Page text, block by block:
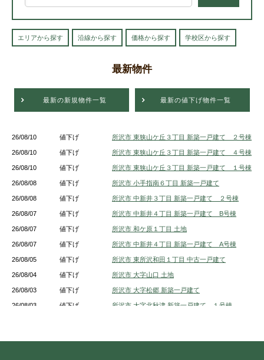
エリアから探す 沿線から探す 価格から探す 学校区から探す
最新物件
最新の新規物件一覧 最新の値下げ物件一覧
26/08/10 値下げ 所沢市 東狭山ケ丘３丁目 新築一戸建て ２号棟
26/08/10 値下げ 所沢市 東狭山ケ丘３丁目 新築一戸建て ４号棟
26/08/10 値下げ 所沢市 東狭山ケ丘３丁目 新築一戸建て １号棟
26/08/08 値下げ 所沢市 小手指南６丁目 新築一戸建て
26/08/08 値下げ 所沢市 中新井３丁目 新築一戸建て ２号棟
26/08/07 値下げ 所沢市 中新井４丁目 新築一戸建て B号棟
26/08/07 値下げ 所沢市 和ケ原１丁目 土地
26/08/07 値下げ 所沢市 中新井４丁目 新築一戸建て A号棟
26/08/05 値下げ 所沢市 東所沢和田１丁目 中古一戸建て
26/08/04 値下げ 所沢市 大字山口 土地
26/08/03 値下げ 所沢市 大字松郷 新築一戸建て
26/08/03 値下げ 所沢市 大字北秋津 新築一戸建て １号棟